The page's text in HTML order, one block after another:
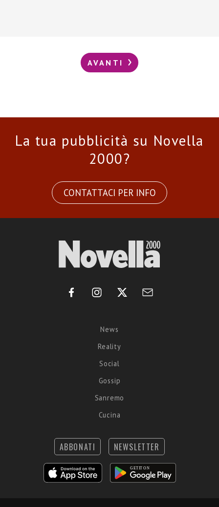
AVANTI
La tua pubblicità su Novella
2000?
CONTATTACI PER INFO
News
Reality
Social
Gossip
Sanremo
Cucina
ABBONATI NEWSLETTER